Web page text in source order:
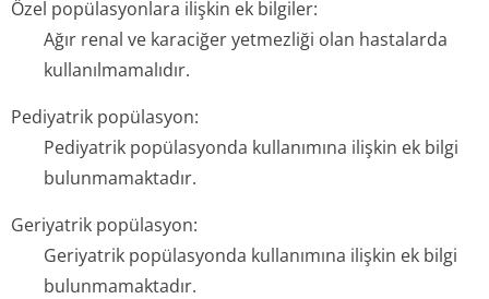
Özel popülasyonlara ilişkin ek bilgiler:
Ağır renal ve karaciğer yetmezliği olan hastalarda
kullanılmamalıdır.
Pediyatrik popülasyon:
Pediyatrik popülasyonda kullanımına ilişkin ek bilgi
bulunmamaktadır.
Geriyatrik popülasyon:
Geriyatrik popülasyonda kullanımına ilişkin ek bilgi
bulunmamaktadır.